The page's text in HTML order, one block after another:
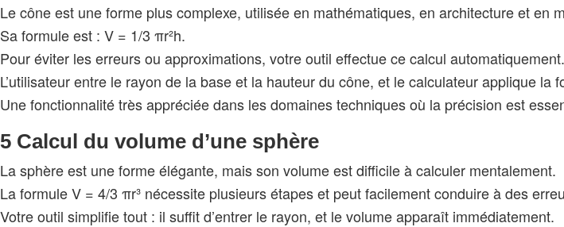
Le cône est une forme plus complexe, utilisée en mathématiques, en architecture et en
Sa formule est : V = 1/3 πr²h.
Pour éviter les erreurs ou approximations, votre outil effectue ce calcul automatiquement.
L’utilisateur entre le rayon de la base et la hauteur du cône, et le calculateur applique la
Une fonctionnalité très appréciée dans les domaines techniques où la précision est
5 Calcul du volume d’une sphère
La sphère est une forme élégante, mais son volume est difficile à calculer mentalement.
La formule V = 4/3 πr³ nécessite plusieurs étapes et peut facilement conduire à des
Votre outil simplifie tout : il suffit d’entrer le rayon, et le volume apparaît immédiatement.